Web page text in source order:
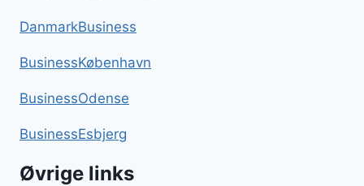
DanmarkBusiness
BusinessKøbenhavn
BusinessOdense
BusinessEsbjerg
Øvrige links